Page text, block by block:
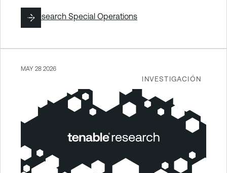
ByResearch Special Operations
INVESTIGACIÓN
MAY 28 2026